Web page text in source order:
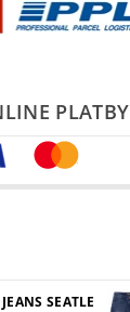
PLATBY
SEATLE